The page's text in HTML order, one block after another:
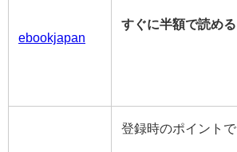
ebookjapan
すぐに半額で読める
登録時のポイントで